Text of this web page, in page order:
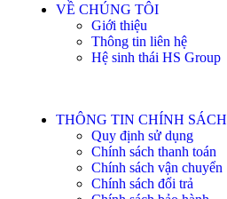
VỀ CHÚNG TÔI
Giới thiệu
Thông tin liên hệ
Hệ sinh thái HS Group
THÔNG TIN CHÍNH SÁCH
Quy định sử dụng
Chính sách thanh toán
Chính sách vận chuyển
Chính sách đổi trả